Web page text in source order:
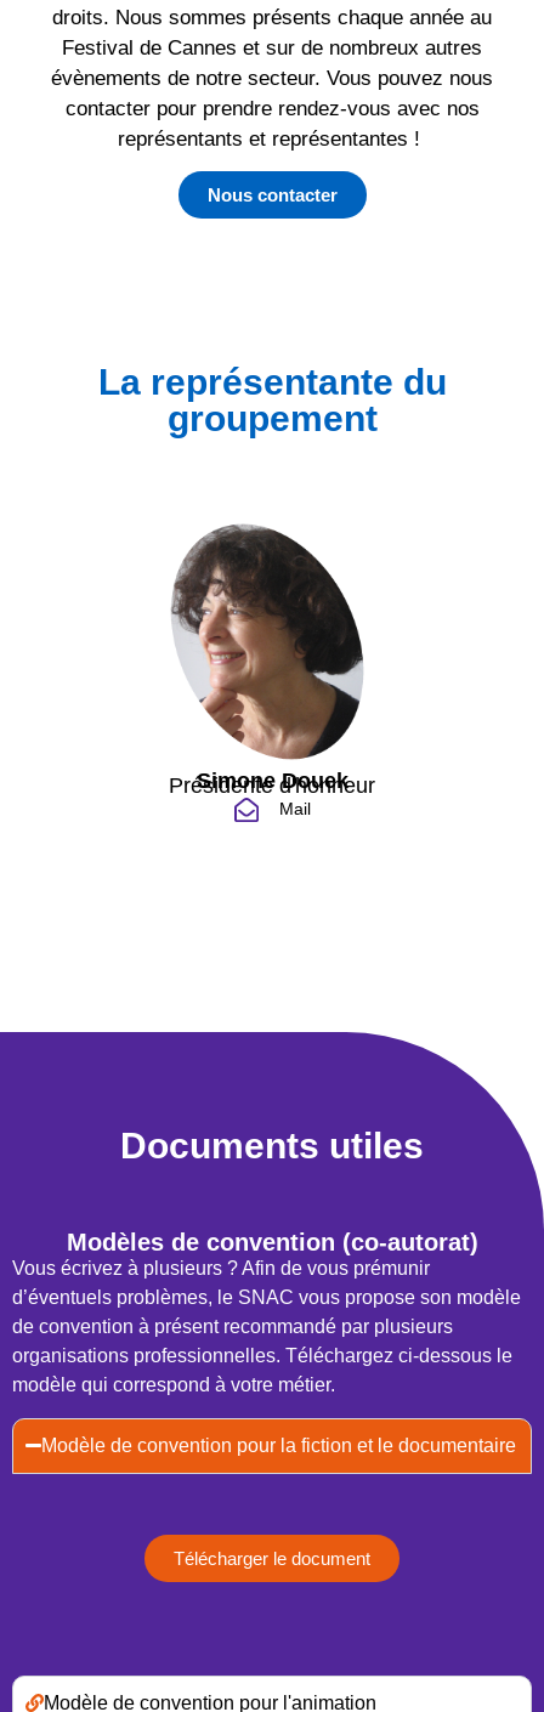
droits. Nous sommes présents chaque année au
Festival de Cannes et sur de nombreux autres
évènements de notre secteur. Vous pouvez nous
contacter pour prendre rendez-vous avec nos
représentants et représentantes !
Nous contacter
La représentante du
groupement
Simone Douek
Présidente d'honneur
Mail
Documents utiles
Modèles de convention (co-autorat)
Vous écrivez à plusieurs ? Afin de vous prémunir
d’éventuels problèmes, le SNAC vous propose son modèle
de convention à présent recommandé par plusieurs
organisations professionnelles. Téléchargez ci-dessous le
modèle qui correspond à votre métier.
Modèle de convention pour la fiction et le documentaire
Télécharger le document
Modèle de convention pour l'animation